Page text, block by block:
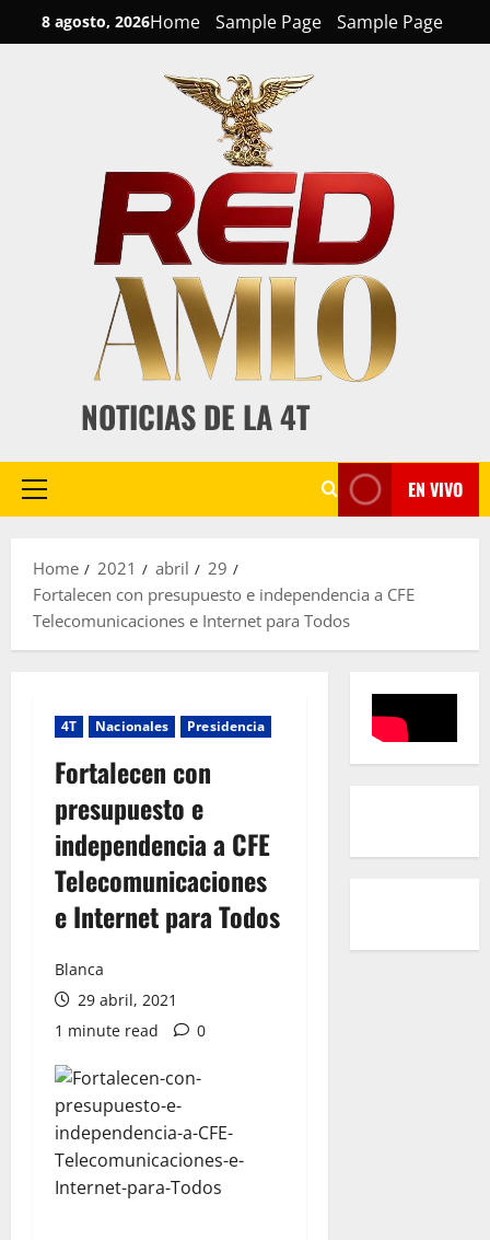
to
8 agosto, 2026Home Sample Page Sample Page
NOTICIAS DE LA 4T
Primary
EN VIVO
Home 2021 abril
29
Fortalecen con presupuesto e independencia a CFE
Telecomunicaciones e Internet para Todos
4T Nacionales Presidencia
Fortalecen con
presupuesto e
independencia a CFE
Telecomunicaciones
e Internet para Todos
Blanca
29 abril, 2021
1 minute read
0